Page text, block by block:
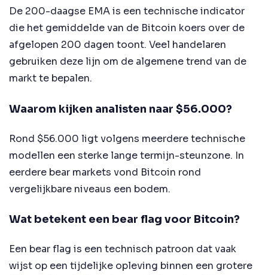
De 200-daagse EMA is een technische indicator
die het gemiddelde van de Bitcoin koers over de
afgelopen 200 dagen toont. Veel handelaren
gebruiken deze lijn om de algemene trend van de
markt te bepalen.
Waarom kijken analisten naar $56.000?
Rond $56.000 ligt volgens meerdere technische
modellen een sterke lange termijn-steunzone. In
eerdere bear markets vond Bitcoin rond
vergelijkbare niveaus een bodem.
Wat betekent een bear flag voor Bitcoin?
Een bear flag is een technisch patroon dat vaak
wijst op een tijdelijke opleving binnen een grotere